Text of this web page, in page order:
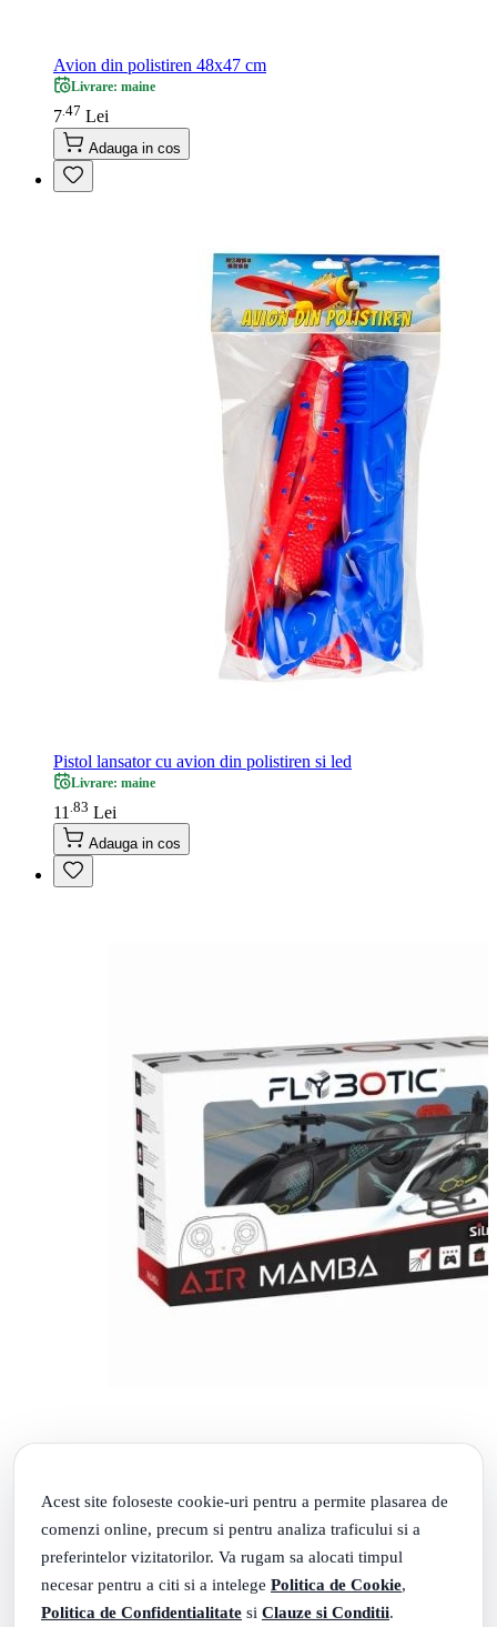
Acest site foloseste cookie-uri pentru a permite plasarea de
comenzi online, precum si pentru analiza traficului si a
preferintelor vizitatorilor. Va rugam sa alocati timpul
necesar pentru a citi si a intelege Politica de Cookie,
Politica de Confidentialitate si Clauze si Conditii.
Avion din polistiren 48x47 cm
Livrare: maine
7.47 Lei
Adauga in cos
Pistol lansator cu avion din polistiren si led
Livrare: maine
11 83 Lei
Adauga in cos
PRP: 154.92Lei
119.54Lei
Adauga in cos